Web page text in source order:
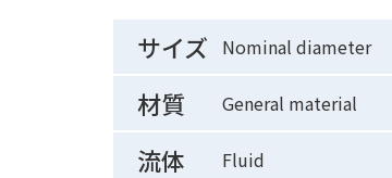
サイズ Nominal diameter
材質 General material
流体 Fluid